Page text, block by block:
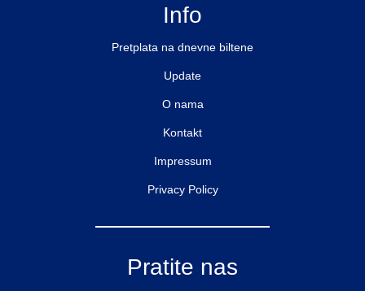
Info
Pretplata na dnevne biltene
Update
O nama
Kontakt
Impressum
Privacy Policy
Pratite nas